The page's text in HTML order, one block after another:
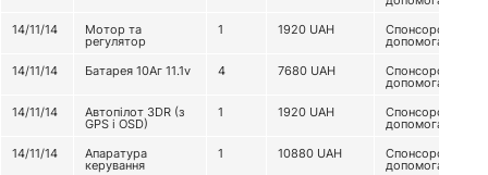
14/11/14
Мотор та
регулятор
1 1920 UAH Спонсорська
допомога
14/11/14
Батарея 10Аг 11.1v 4 7680 UAH Спонсорська
допомога
14/11/14
Автопілот 3DR (з
GPS і OSD)
1 1920 UAH Спонсорська
допомога
14/11/14
Апаратура
керування
1 10880 UAH Спонсорська
допомога